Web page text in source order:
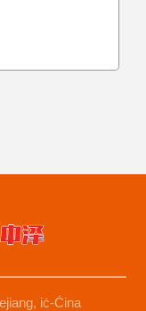
iċ-Ċina